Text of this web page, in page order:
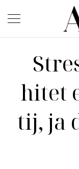
hitet
tij, ja